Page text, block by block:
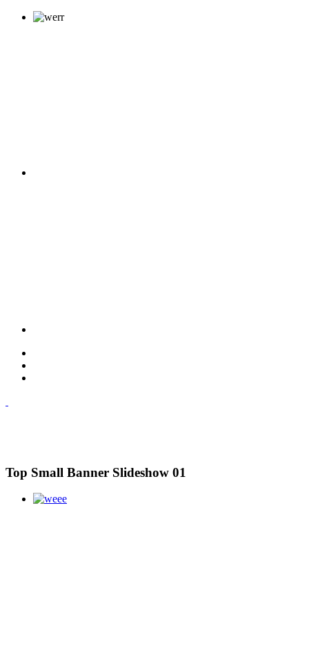
Top Small Banner Slideshow 01